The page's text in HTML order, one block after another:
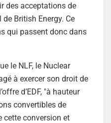
des acceptations de
de British Energy. Ce
qui passent donc dans
le NLF, le Nuclear
à exercer son droit de
d’EDF, "à hauteur
convertibles de
cette conversion et